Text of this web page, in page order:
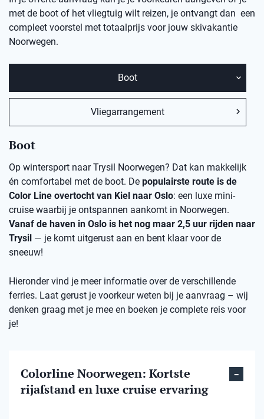
met de boot of het vliegtuig wilt reizen, je ontvangt dan een
compleet voorstel met totaalprijs voor jouw skivakantie
Noorwegen.
Boot
Vliegarrangement
Boot
Op wintersport naar Trysil Noorwegen? Dat kan makkelijk
én comfortabel met de boot. De populairste route is de
Color Line overtocht van Kiel naar Oslo: een luxe mini-
cruise waarbij je ontspannen aankomt in Noorwegen.
Vanaf de haven in Oslo is het nog maar 2,5 uur rijden naar
Trysil — je komt uitgerust aan en bent klaar voor de
sneeuw!
Hieronder vind je meer informatie over de verschillende
ferries. Laat gerust je voorkeur weten bij je aanvraag – wij
denken graag met je mee en boeken je complete reis voor
je!
Colorline Noorwegen: Kortste
rijafstand en luxe cruise ervaring